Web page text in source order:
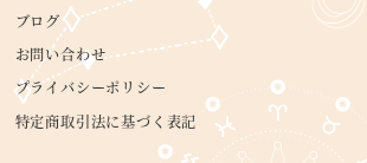
ブログ
お問い合わせ
プライバシーポリシー
特定商取引法に基づく表記